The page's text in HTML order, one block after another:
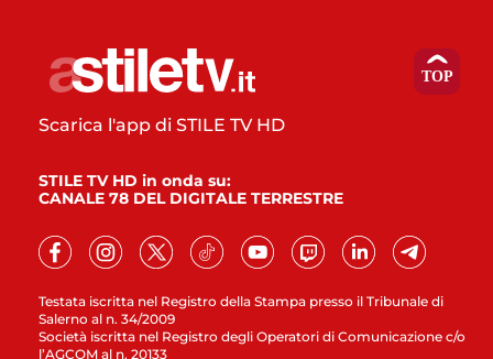
Testata iscritta nel Registro della Stampa presso il Tribunale di
Salerno al n. 34/2009
Società iscritta nel Registro degli Operatori di Comunicazione c/o
l’AGCOM al n. 20133
Scarica l'app di STILE TV HD
STILE TV HD in onda su:
CANALE 78 DEL DIGITALE TERRESTRE